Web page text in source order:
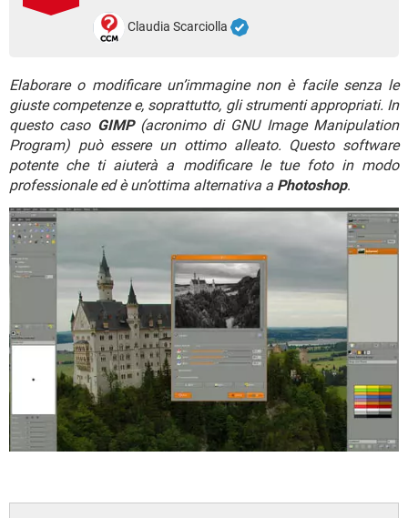
TIKTOK
Claudia Scarciolla
Elaborare o modificare un’immagine non è facile senza le
giuste competenze e, soprattutto, gli strumenti appropriati. In
questo caso GIMP(acronimo di GNU Image Manipulation
Program) può essere un ottimo alleato. Questo software
potente che ti aiuterà a modificare le tue foto in modo
professionale ed è un’ottima alternativa a Photoshop.